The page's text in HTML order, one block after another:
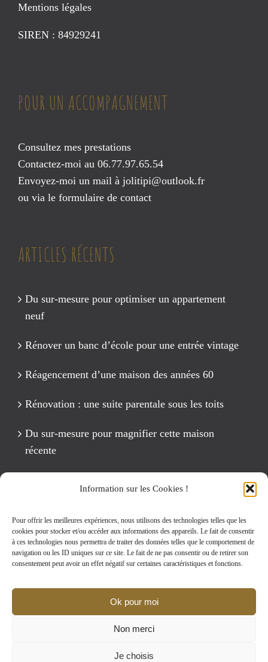
Information sur les Cookies !
Pour offrir les meilleures expériences, nous utilisons des technologies telles que les
cookies pour stocker et/ou accéder aux informations des appareils. Le fait de consentir
à ces technologies nous permettra de traiter des données telles que le comportement de
navigation ou les ID uniques sur ce site. Le fait de ne pas consentir ou de retirer son
consentement peut avoir un effet négatif sur certaines caractéristiques et fonctions.
Ok pour moi
Non merci
Je choisis
Mentions légales
SIREN : 84929241
POUR UN ACCOMPAGNEMENT
Consultez mes prestations
Contactez-moi au 06.77.97.65.54
Envoyez-moi un mail à jolitipi@outlook.fr
ou via le formulaire de contact
ARTICLES RÉCENTS
Du sur-mesure pour optimiser un appartement
neuf
Rénover un banc d’école pour une entrée vintage
Réagencement d’une maison des années 60
Rénovation : une suite parentale sous les toits
Du sur-mesure pour magnifier cette maison
récente
Rechercher: